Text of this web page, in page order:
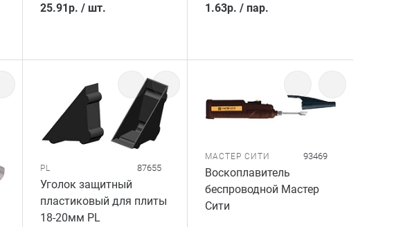
25.91р. / шт. 1.63р. /пар.
PL 87655
Уголок защитный
пластиковый для плиты
18-20мм PL
МАСТЕР СИТИ 93469
Воскоплавитель
беспроводной Мастер
Сити